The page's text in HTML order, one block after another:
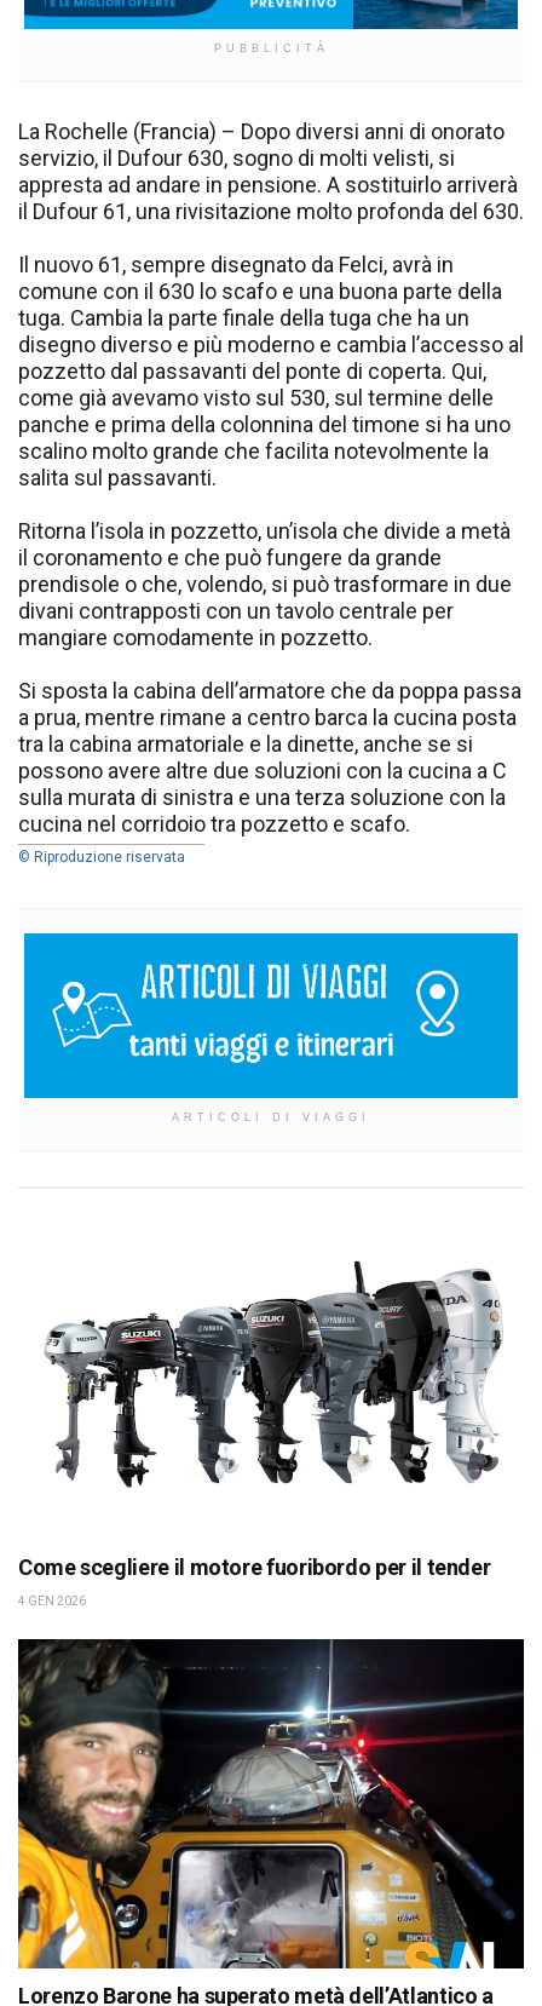
PUBBLICITÀ
La Rochelle (Francia) – Dopo diversi anni di onorato
servizio, il Dufour 630, sogno di molti velisti, si
appresta ad andare in pensione. A sostituirlo arriverà
il Dufour 61, una rivisitazione molto profonda del 630.
Il nuovo 61, sempre disegnato da Felci, avrà in
comune con il 630 lo scafo e una buona parte della
tuga. Cambia la parte finale della tuga che ha un
disegno diverso e più moderno e cambia l’accesso al
pozzetto dal passavanti del ponte di coperta. Qui,
come già avevamo visto sul 530, sul termine delle
panche e prima della colonnina del timone si ha uno
scalino molto grande che facilita notevolmente la
salita sul passavanti.
Ritorna l’isola in pozzetto, un’isola che divide a metà
il coronamento e che può fungere da grande
prendisole o che, volendo, si può trasformare in due
divani contrapposti con un tavolo centrale per
mangiare comodamente in pozzetto.
Si sposta la cabina dell’armatore che da poppa passa
a prua, mentre rimane a centro barca la cucina posta
tra la cabina armatoriale e la dinette, anche se si
possono avere altre due soluzioni con la cucina a C
sulla murata di sinistra e una terza soluzione con la
cucina nel corridoio tra pozzetto e scafo.
© Riproduzione riservata
ARTICOLI DI VIAGGI
Come scegliere il motore fuoribordo per il tender
4 GEN 2026
Lorenzo Barone ha superato metà dell’Atlantico a